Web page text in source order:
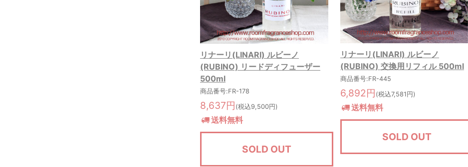
リナーリ(LINARI) ルビーノ
(RUBINO) リードディフューザー
500ml
商品番号:FR-178
8,637円 (税込9,500円)
送料無料
SOLD OUT
リナーリ(LINARI) ルビーノ
(RUBINO) 交換用リフィル 500ml
商品番号:FR-445
6,892円 (税込7,581円)
送料無料
SOLD OUT